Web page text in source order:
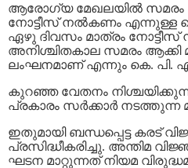
ആരോഗ്യ മേഖലയിൽ സമരം
നോട്ടീസ് നൽകണം എന്നുള്ള
ഏഴു ദിവസം മാത്രം
അനിശ്ചിതകാല സമരം ആക്കി
ലംഘനമാണ് എന്നും കെ. പി.
കുറഞ്ഞ വേതനം
പ്രകാരം സർക്കാർ
ഇതുമായി ബന്ധപ്പെട്ട കരട്
പ്രസിദ്ധീകരിച്ചു. അന്തിമ
ഘടന മാറ്റുന്നത് നിയമ